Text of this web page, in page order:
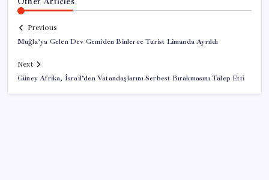
Previous
Muğla’ya Gelen Dev Gemiden Binlerce Turist Limanda Ayrıldı
Next
Güney Afrika, İsrail’den Vatandaşlarını Serbest Bırakmasını Talep Etti